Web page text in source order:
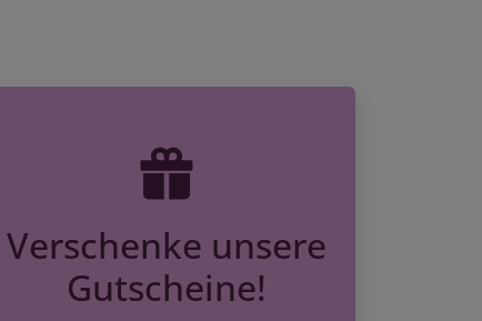
Verschenke unsere
Gutscheine!